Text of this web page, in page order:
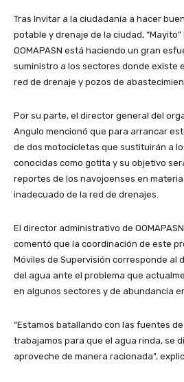
Tras Invitar a la ciudadanía a hacer
potable y drenaje de la ciudad,
OOMAPASN está haciendo un gran
suministro a los sectores donde existe
red de drenaje y pozos de
Por su parte, el director general del
Angulo mencionó que para arrancar
de dos motocicletas que sustituirán a
conocidas como gotita y su objetivo
reportes de los navojoenses en
inadecuado de la red de drenajes.
El director administrativo de
comentó que la coordinación de este
Móviles de Supervisión corresponde al
del agua ante el problema que
en algunos sectores y de abundancia
“Estamos batallando con las fuentes
trabajamos para que el agua rinda, se
aproveche de manera racionada”,